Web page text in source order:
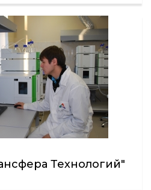
Технологий"